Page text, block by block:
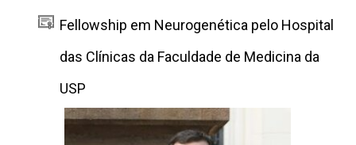
Fellowship em Neurogenética pelo Hospital
das Clínicas da Faculdade de Medicina da
USP